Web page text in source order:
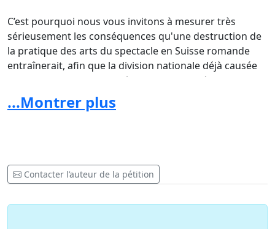
C’est pourquoi nous vous invitons à mesurer très
sérieusement les conséquences qu'une destruction de
la pratique des arts du spectacle en Suisse romande
entraînerait, afin que la division nationale déjà causée
par cette votation n'entraîne pas un supplément de
conflits sociaux dont personne ne sortirait indemne.
entraînera, à la date fatidique du premier avril 2011, la
paupérisation immédiate et définitive des travailleuses
...Montrer plus
Contacter l’auteur de la pétition